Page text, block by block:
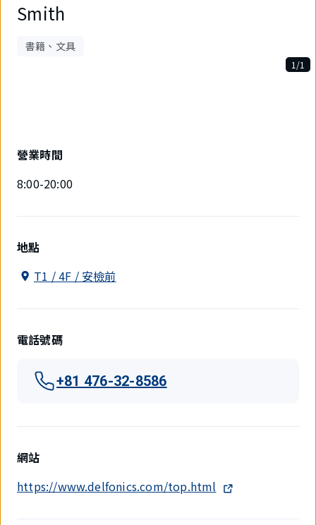
Smith
書籍、文具
件。
1/1
營業時間
8:00-20:00
地點
T1 / 4F / 安檢前
電話號碼
+81 476-32-8586
網站
https://www.delfonics.com/top.html